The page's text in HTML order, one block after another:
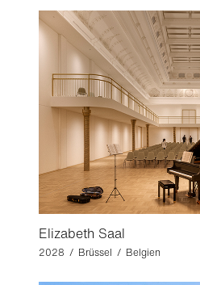
Elizabeth Saal
2028 / Brüssel / Belgien